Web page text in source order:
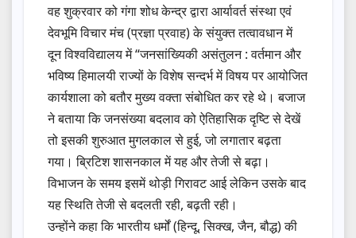
वह शुक्रवार को गंगा शोध केन्द्र द्वारा आर्यावर्त संस्था एवं
देवभूमि विचार मंच (प्रज्ञा प्रवाह) के संयुक्त तत्वावधान में
दून विश्वविद्यालय में “जनसांख्यिकी असंतुलन : वर्तमान और
भविष्य हिमालयी राज्यों के विशेष सन्दर्भ में विषय पर आयोजित
कार्यशाला को बतौर मुख्य वक्ता संबोधित कर रहे थे। बजाज
ने बताया कि जनसंख्या बदलाव को ऐतिहासिक दृष्टि से देखें
तो इसकी शुरुआत मुगलकाल से हुई, जो लगातार बढ़ता
गया। ब्रिटिश शासनकाल में यह और तेजी से बढ़ा।
विभाजन के समय इसमें थोड़ी गिरावट आई लेकिन उसके बाद
यह स्थिति तेजी से बदलती रही, बढ़ती रही।
उन्होंने कहा कि भारतीय धर्मों (हिन्दू, सिक्ख, जैन, बौद्ध) की